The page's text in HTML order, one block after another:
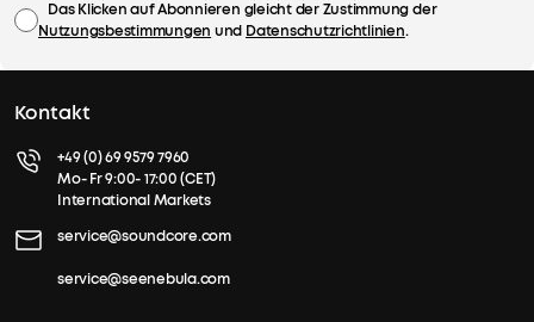
Das Klicken auf Abonnieren gleicht der Zustimmung der
Nutzungsbestimmungen und Datenschutzrichtlinien.
Kontakt
+49 (0) 69 9579 7960
Mo- Fr 9:00- 17:00 (CET)
International Markets
service@soundcore.com
service@seenebula.com